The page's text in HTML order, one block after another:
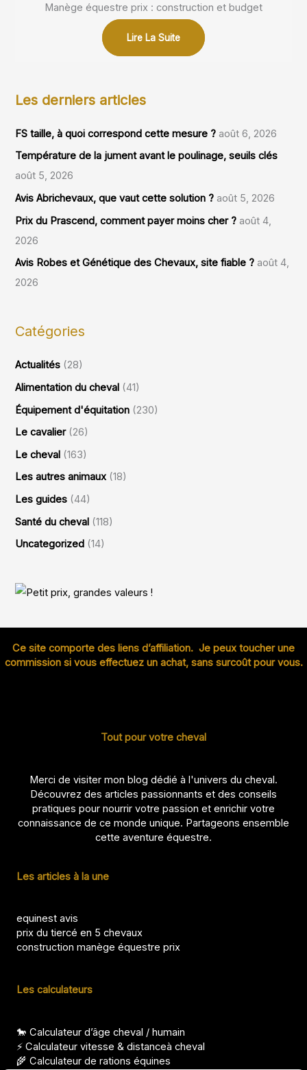
Manège équestre prix : construction et budget
Lire La Suite
Les derniers articles
FS taille, à quoi correspond cette mesure ? août 6, 2026
Température de la jument avant le poulinage, seuils clés
août 5, 2026
Avis Abrichevaux, que vaut cette solution ? août 5, 2026
Prix du Prascend, comment payer moins cher ? août 4,
2026
Avis Robes et Génétique des Chevaux, site fiable ? août 4,
2026
Catégories
Actualités (28)
Alimentation du cheval (41)
Équipement d'équitation (230)
Le cavalier(26)
Le cheval (163)
Les autres animaux (18)
Les guides (44)
Santé du cheval (118)
Uncategorized (14)
Ce site comporte des liens d’affiliation. Je peux toucher une
commission si vous effectuez un achat, sans surcoût pour vous.
Tout pour votre cheval
Merci de visiter mon blog dédié à l'univers du cheval.
Découvrez des articles passionnants et des conseils
pratiques pour nourrir votre passion et enrichir votre
connaissance de ce monde unique. Partageons ensemble
cette aventure équestre.
Les articles à la une
equinest avis
prix du tiercé en 5 chevaux
construction manège équestre prix
Les calculateurs
🐎 Calculateur d’âge cheval / humain
⚡ Calculateur vitesse & distanceà cheval
🌾 Calculateur de rations équines